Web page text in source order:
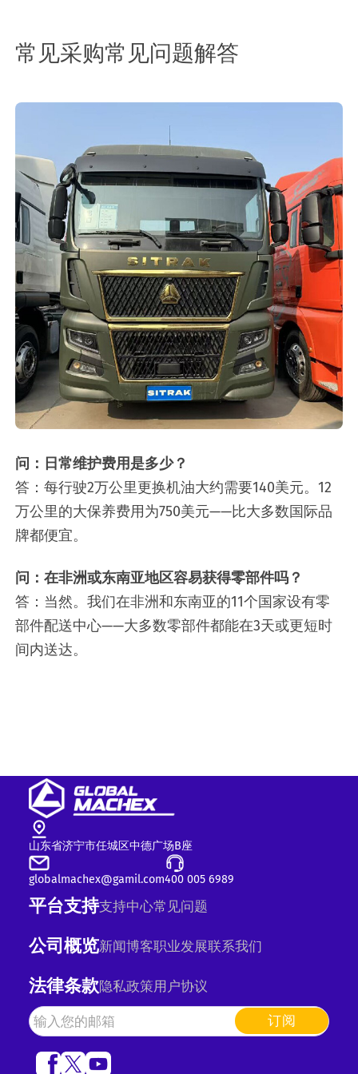
常见采购常见问题解答
问：日常维护费用是多少？
答：每行驶2万公里更换机油大约需要140美元。12
万公里的大保养费用为750美元——比大多数国际品
牌都便宜。
问：在非洲或东南亚地区容易获得零部件吗？
答：当然。我们在非洲和东南亚的11个国家设有零
部件配送中心——大多数零部件都能在3天或更短时
间内送达。
山东省济宁市任城区中德广场B座
globalmachex@gamil.com400 005 6989
平台支持支持中心常见问题
公司概览新闻博客职业发展联系我们
法律条款隐私政策用户协议
订阅